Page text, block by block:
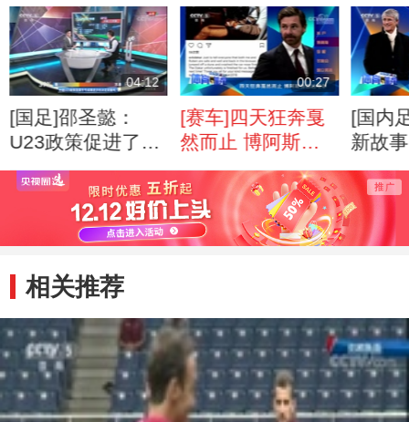
04:12
[国足]邵圣懿：
U23政策促进了国
字号成绩进步
00:27
[赛车]四天狂奔戛
然而止 博阿斯伤
退达喀尔
[国内
新故
协青
相关推荐